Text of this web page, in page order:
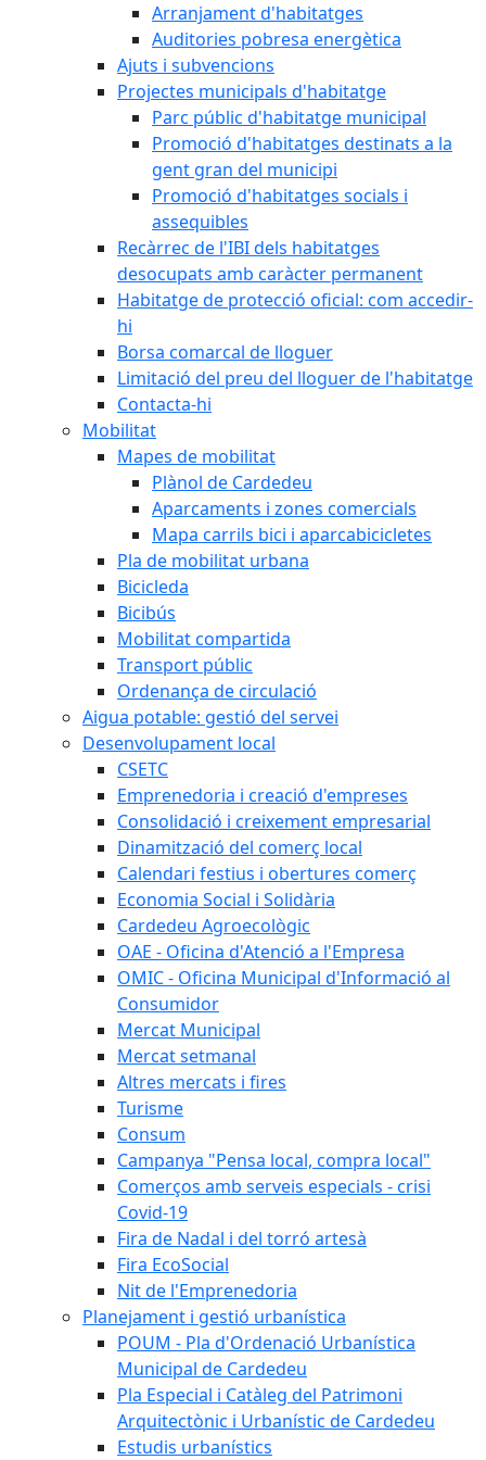
Arranjament d'habitatges
Auditories pobresa energètica
Ajuts i subvencions
Projectes municipals d'habitatge
Parc públic d'habitatge municipal
Promoció d'habitatges destinats a la
gent gran del municipi
Promoció d'habitatges socials i
assequibles
Recàrrec de l'IBI dels habitatges
desocupats amb caràcter permanent
Habitatge de protecció oficial: com accedir-
hi
Borsa comarcal de lloguer
Limitació del preu del lloguer de l'habitatge
Contacta-hi
Mobilitat
Mapes de mobilitat
Plànol de Cardedeu
Aparcaments i zones comercials
Mapa carrils bici i aparcabicicletes
Pla de mobilitat urbana
Bicicleda
Bicibús
Mobilitat compartida
Transport públic
Ordenança de circulació
Aigua potable: gestió del servei
Desenvolupament local
CSETC
Emprenedoria i creació d'empreses
Consolidació i creixement empresarial
Dinamització del comerç local
Calendari festius i obertures comerç
Economia Social i Solidària
Cardedeu Agroecològic
OAE - Oficina d'Atenció a l'Empresa
OMIC - Oficina Municipal d'Informació al
Consumidor
Mercat Municipal
Mercat setmanal
Altres mercats i fires
Turisme
Consum
Campanya "Pensa local, compra local"
Comerços amb serveis especials - crisi
Covid-19
Fira de Nadal i del torró artesà
Fira EcoSocial
Nit de l'Emprenedoria
Planejament i gestió urbanística
POUM - Pla d'Ordenació Urbanística
Municipal de Cardedeu
Pla Especial i Catàleg del Patrimoni
Arquitectònic i Urbanístic de Cardedeu
Estudis urbanístics